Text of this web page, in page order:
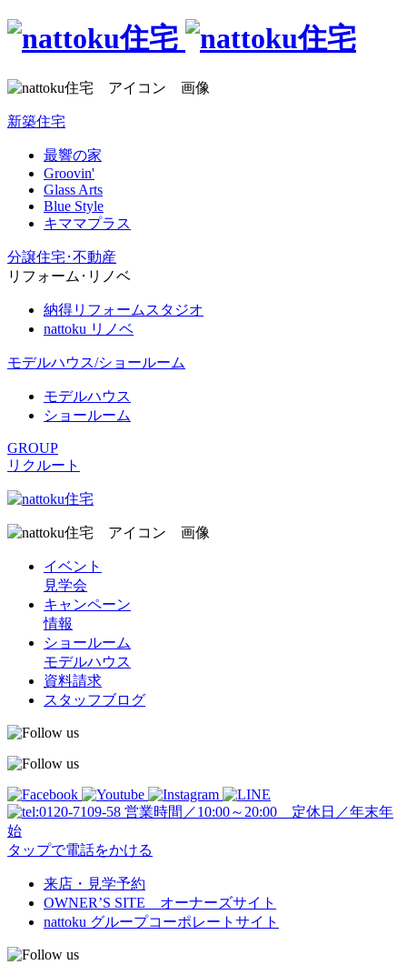
新築住宅
最響の家
Groovin'
Glass Arts
Blue Style
キママプラス
分譲住宅･不動産
リフォーム･リノベ
納得リフォームスタジオ
nattoku リノベ
モデルハウス/ショールーム
モデルハウス
ショールーム
GROUP
リクルート
イベント
見学会
キャンペーン
情報
ショールーム
モデルハウス
資料請求
スタッフブログ
営業時間／10:00～20:00 定休日／年末年
始
タップで電話をかける
来店・見学予約
OWNER’S SITE オーナーズサイト
nattoku グループコーポレートサイト